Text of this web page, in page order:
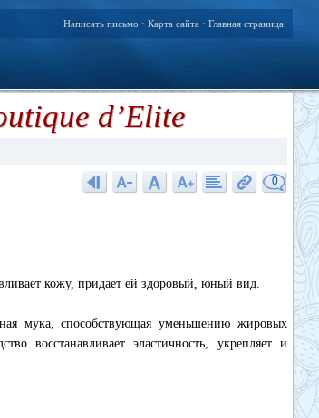
Написать письмо • Карта сайта • Главная страница
d’Elite
0
кожу, придает ей здоровый, юный вид.
мука, способствующая уменьшению жировых
восстанавливает эластичность, укрепляет и